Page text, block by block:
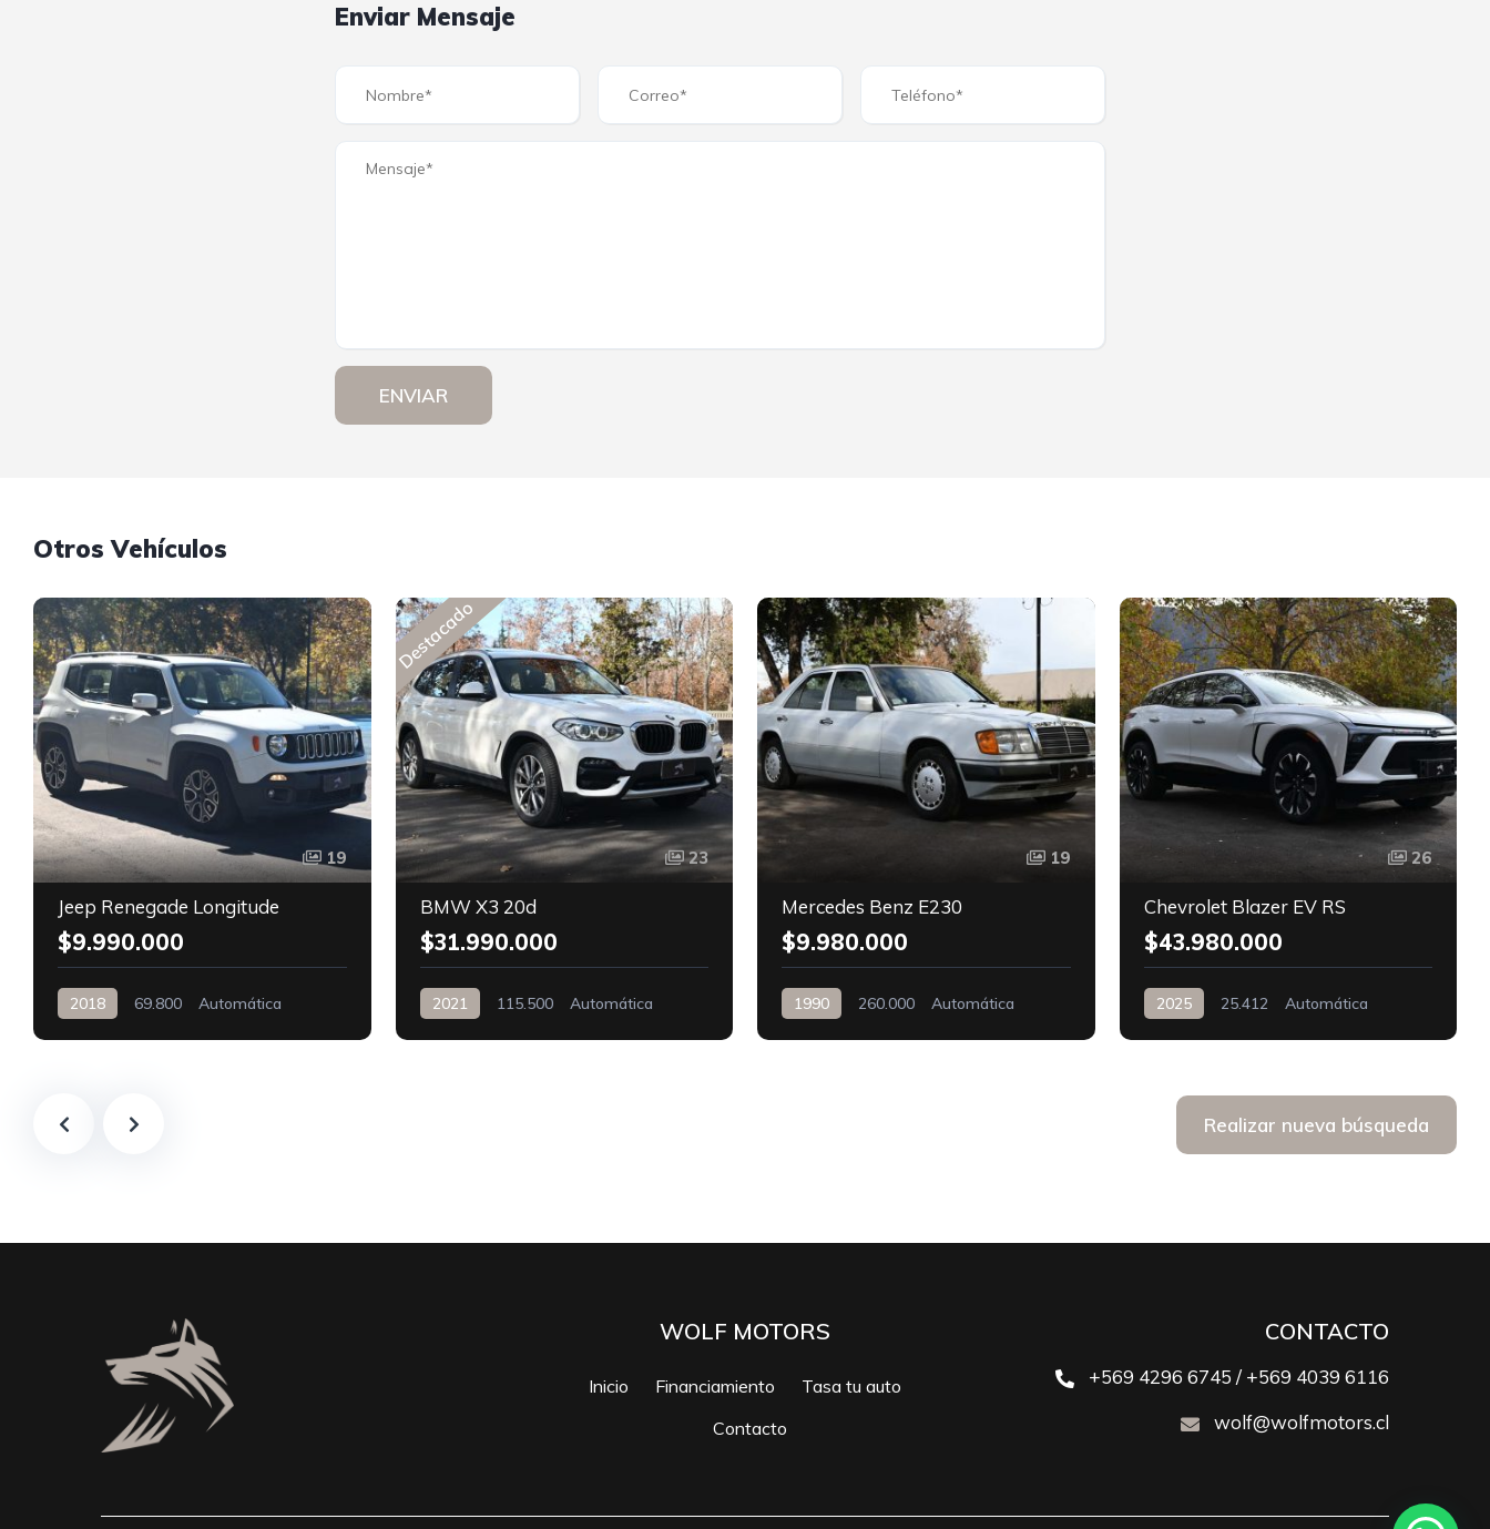
Enviar Mensaje
ENVIAR
Otros Vehículos
19
Jeep Renegade Longitude
$9.990.000
2018 69.800 Automática
Destacado
23
BMW X3 20d
$31.990.000
2021 115.500 Automática
19
Mercedes Benz E230
$9.980.000
1990 260.000 Automática
26
Chevrolet Blazer EV RS
$43.980.000
2025 25.412 Automática
Realizar nueva búsqueda
WOLF MOTORS
Inicio Financiamiento
Tasa tu auto
Contacto
CONTACTO
+569 4296 6745 / +569 4039 6116
wolf@wolfmotors.cl